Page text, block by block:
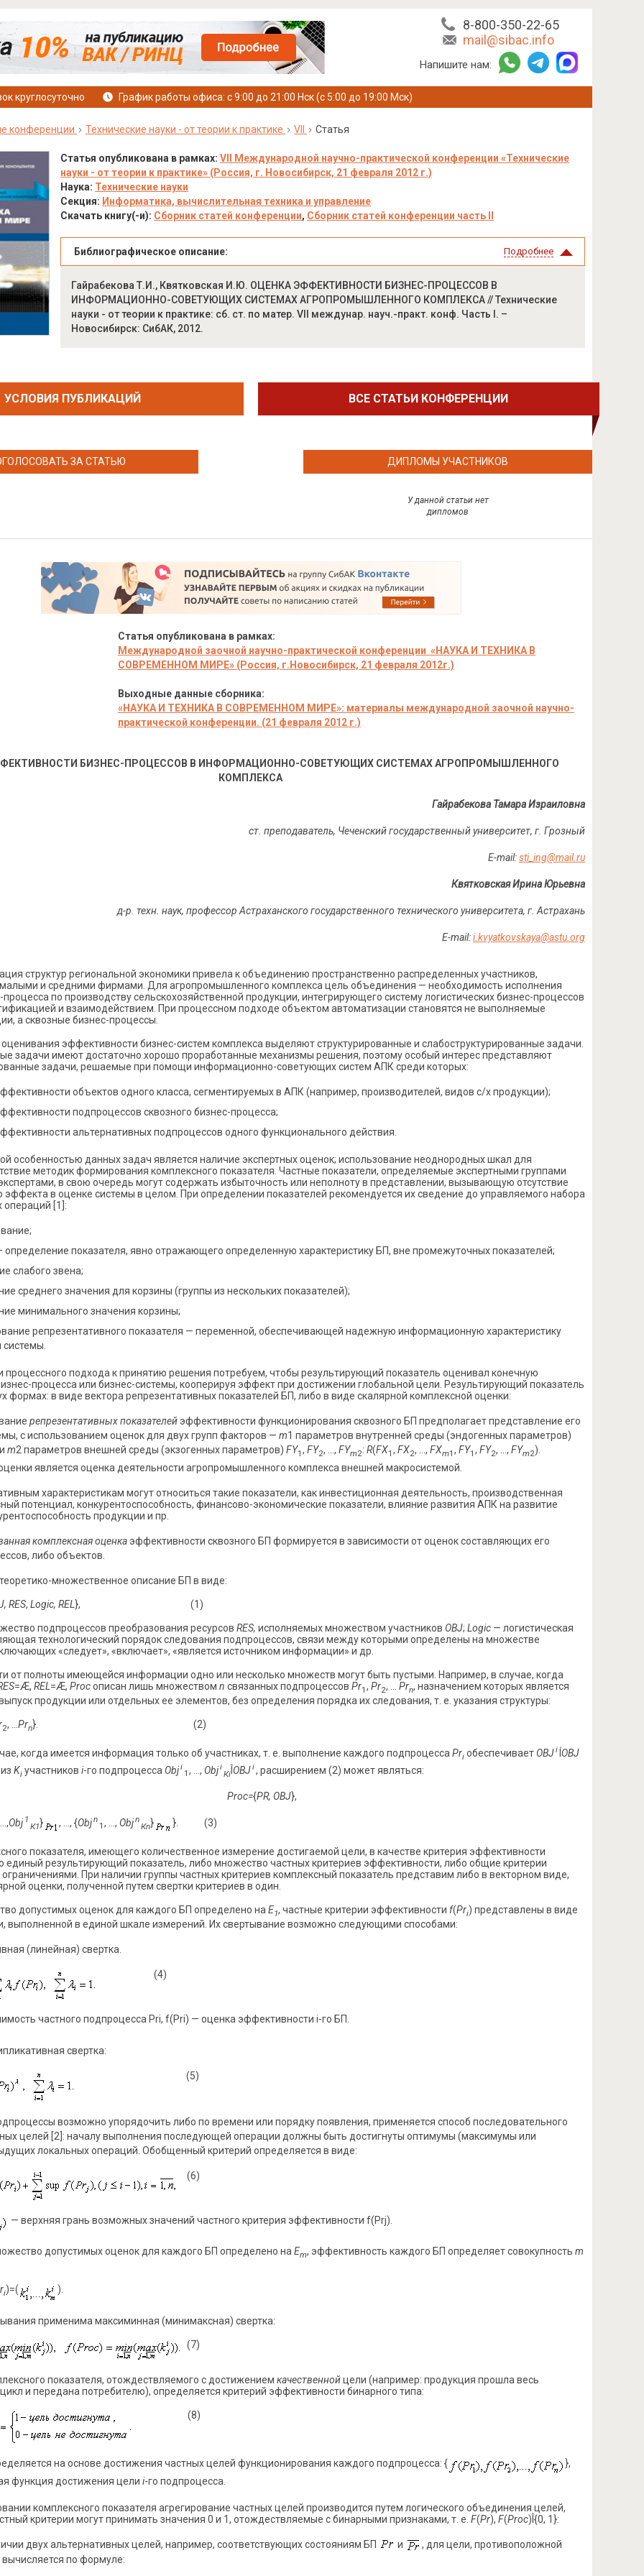
8-800-350-22-65
mail@sibac.info
Напишите нам:
круглосуточно График работы офиса: с 9:00 до 21:00 Нск (с 5:00 до 19:00 Мск)
конференции Технические науки - от теории к практике VII Статья
Статья опубликована в рамках: VII Международной научно-практической конференции «Технические
науки - от теории к практике» (Россия, г. Новосибирск, 21 февраля 2012 г.)
Наука: Технические науки
Секция: Информатика, вычислительная техника и управление
Скачать книгу(-и): Сборник статей конференции, Сборник статей конференции часть II
Библиографическое описание: Подробнее
Гайрабекова Т.И., Квятковская И.Ю. ОЦЕНКА ЭФФЕКТИВНОСТИ БИЗНЕС-ПРОЦЕССОВ В
ИНФОРМАЦИОННО-СОВЕТУЮЩИХ СИСТЕМАХ АГРОПРОМЫШЛЕННОГО КОМПЛЕКСА // Технические
науки - от теории к практике: сб. ст. по матер. VII междунар. науч.-практ. конф. Часть I. –
Новосибирск: СибАК, 2012.
УСЛОВИЯ ПУБЛИКАЦИЙ ВСЕ СТАТЬИ КОНФЕРЕНЦИИ
ЗА СТАТЬЮ ДИПЛОМЫ УЧАСТНИКОВ
У данной статьи нет
дипломов
Статья опубликована в рамках:
Международной заочной научно-практической конференции «НАУКА И ТЕХНИКА В
СОВРЕМЕННОМ МИРЕ»(Россия, г.Новосибирск, 21 февраля 2012г.)
Выходные данные сборника:
« НАУКА И ТЕХНИКА В СОВРЕМЕННОМ МИРЕ»: материалы международной заочной научно-
практической конференции. (21 февраля 2012 г.)
БИЗНЕС-ПРОЦЕССОВ В ИНФОРМАЦИОННО-СОВЕТУЮЩИХ СИСТЕМАХ АГРОПРОМЫШЛЕННОГО
КОМПЛЕКСА
Гайрабекова Тамара Израиловна
ст. преподаватель, Чеченский государственный университет, г. Грозный
E-mail:sti_ing@mail.ru
Квятковская Ирина Юрьевна
д-р. техн. наук, профессор Астраханского государственного технического университета, г. Астрахань
E-mail:i.kvyatkovskaya@astu.org
структур региональной экономики привела к объединению пространственно распределенных участников,
и средними фирмами. Для агропромышленного комплекса цель объединения — необходимость исполнения
процесса по производству сельскохозяйственной продукции, интегрирующего систему логистических бизнес-процессов
и взаимодействием. При процессном подходе объектом автоматизации становятся не выполняемые
а сквозные бизнес-процессы.
эффективности бизнес-систем комплекса выделяют структурированные и слабоструктурированные задачи.
задачи имеют достаточно хорошо проработанные механизмы решения, поэтому особый интерес представляют
задачи, решаемые при помощи информационно-советующих систем АПК среди которых:
объектов одного класса, сегменти­руемых в АПК (например, производителей, видов с/х продукции);
подпроцессов сквозного бизнес-процесса;
альтернативных подпроцессов одного функционального действия.
особенностью данных задач является наличие экспертных оценок; использование неоднородных шкал для
методик формирования комплексного показателя. Частные показатели, определяемые экспертными группами
в свою очередь могут содержать избыточность или неполноту в представлении, вызывающую отсутствие
эффекта в оценке системы в целом. При определении показателей рекомендуется их сведение до управляемого набора
[1]:
определение показателя, явно отражающего определенную характеристику БП, вне промежуточных показателей;
слабого звена;
среднего значения для корзины (группы из нескольких показателей);
минимального значения корзины;
репрезентативного показателя — переменной, обеспечивающей надежную информационную характеристику
системы.
процессного подхода к принятию решения потребуем, чтобы результирующий показатель оценивал конечную
процесса или бизнес-системы, кооперируя эффект при достижении глобальной цели. Результирующий показатель
формах: в виде вектора репрезентативных показателей БП, либо в виде скалярной комплексной оценки:
репрезентативных показателейэффективности функционирования сквозного БП предполагает представление его
с использованием оценок для двух групп факторов — m1 параметров внутренней среды (эндогенных параметров)
m2 параметров внешней среды (экзогенных параметров) FY1 , FY2, …, FYm2: R(FX1 , FX2, …, FXm1 , FY1 , FY2, …, FYm2).
является оценка деятельности агропромышленного комплекса внешней макросистемой.
характеристикам могут относиться такие показатели, как инвестиционная деятельность, производственная
потенциал, конкурентоспособность, финансово-экономические показатели, влияние развития АПК на развитие
продукции и пр.
комплексная оценкаэффективности сквозного БП формируется в зависимости от оценок составляющих его
либо объектов.
множественное описание БП в виде:
RES,Logic, REL}, (1)
подпроцессов преобразования ресурсовRES,исполняемых множеством участников OBJ;Logic — логистическая
технологический порядок следования подпроцессов, связи между которыми определены на множестве
«следует», «включает», «является источником информации» и др.
от полноты имеющейся информации одно или несколько множеств могут быть пустыми. Например, в случае, когда
=Æ, REL=Æ, Procописан лишь множеством n связанных подпроцессов Pr1 , Pr2, … Prn, назначением которых является
продукции или отдельных ее элементов, без определения порядка их следования, т. е. указания структуры:
2, …Prn}. (2)
когда имеется информация только об участниках, т. е. выполнение каждого подпроцесса Pri обеспечивает OBJi OBJ
Kiучастников i-го подпроцесса Obji
1 , …, Obji
КiÎOBJi, расширением (2) может являться:
Proc={PR, OBJ},
Obj 1
К1} , …, {Objn
1, …, Objn
Кn} }. (3)
показателя, имеющего количественное измерение достигаемой цели, в качестве критерия эффективности
единый результирующий показатель, либо множество частных критериев эффективности, либо общие критерии
При наличии группы частных критериев комплексный показатель представим либо в векторном виде,
оценки, полученной путем свертки критериев в один.
допустимых оценок для каждого БП определено наE1, частные критерии эффективности f(Pri) представлены в виде
выполненной в единой шкале измерений. Их свертывание возможно следующими способами:
(линейная) свертка.
(4)
частного подпроцесса Pri, f(Pri) — оценка эффективности i-го БП.
свертка:
(5)
возможно упорядочить либо по времени или порядку появления, применяется способ последовательного
целей [2]: началу выполнения последующей операции должны быть достигнуты оптимумы (максимумы или
локальных операций. Обобщенный критерий определяется в виде:
(6)
— верхняя грань возможных значений частного критерия эффективности f(Prj).
допустимых оценок для каждого БП определено наEm, эффективность каждого БП определяет совокупностьm
i)=( ).
применима максиминная (минимаксная) свертка:
(7)
показателя, отождествляемого с достижениемкачественнойцели (например: продукция прошла весь
и передана потребителю), определяется критерий эффективности бинарного типа:
(8)
на основе достижения частных целей функционирования каждого подпроцесса: {
},
функция достижения цели i-го подпроцесса.
комплексного показателя агрегирование частных целей производится путем логического объединения целей,
критерии могут принимать значения 0 и 1, отождествляемые с бинарными признаками, т. е. F(Pr), F(Proc)Î{0, 1}:
двух альтернативных целей, например, соответствующих состояниям БП и
, для цели, противоположной
вычисляется по формуле: